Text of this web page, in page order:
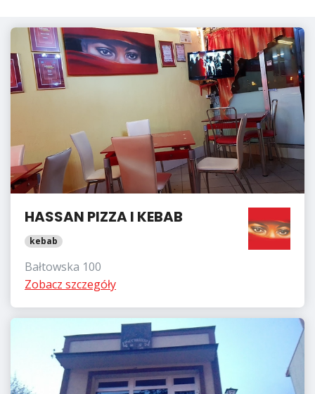
HASSAN PIZZA I KEBAB
kebab
Bałtowska 100
Zobacz szczegóły